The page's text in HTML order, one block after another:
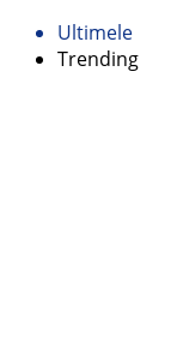
Ultimele
Trending